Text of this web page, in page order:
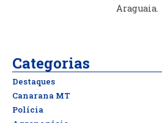
Araguaia.
Categorias
Destaques
Canarana MT
Polícia